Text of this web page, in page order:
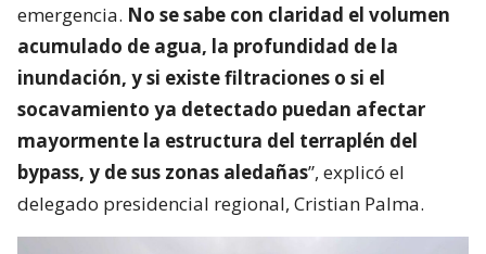
emergencia. No se sabe con claridad el volumen
acumulado de agua, la profundidad de la
inundación, y si existe filtraciones o si el
socavamiento ya detectado puedan afectar
mayormente la estructura del terraplén del
bypass, y de sus zonas aledañas”, explicó el
delegado presidencial regional, Cristian Palma.